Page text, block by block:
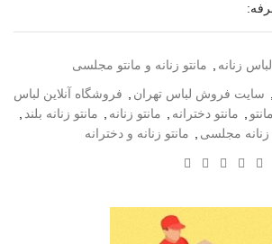
لباس زنانه
مانتو زنانه و مانتو مجلسی
سایت فروش لباس تهران
فروشگاه آنلاین لباس
مانتو مانتو دخترانه مانتو زنانه مانتو زنانه بلند
زنانه مجلسی مانتو زنانه و دخترانه